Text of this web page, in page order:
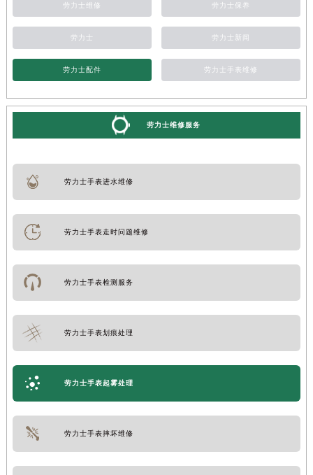
劳力士维修 劳力士保养
劳力士 劳力士新闻
劳力士配件 劳力士手表维修
劳力士维修服务
劳力士手表进水维修
劳力士手表走时问题维修
劳力士手表检测服务
劳力士手表划痕处理
劳力士手表起雾处理
劳力士手表摔坏维修